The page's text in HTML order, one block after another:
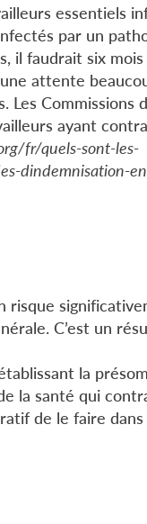
essentiels
par un
il faudrait six
attente
Les Commissions
ayant
fr/quels-sont-les-
dindemnisation-
risque
C’est un
la
la santé qui
de le faire dans